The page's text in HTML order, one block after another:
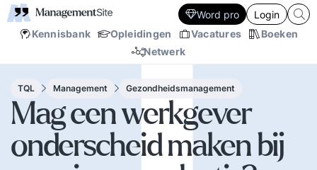
Kennisbank Opleidingen Vacatures
Boeken
Netwerk
Word pro Login
TQL Management Gezondheidsmanagement
Mag een werkgever
onderscheid maken bij